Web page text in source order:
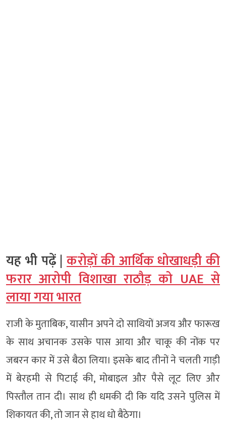
यह भी पढ़ें | करोड़ों की आर्थिक धोखाधड़ी की
फरार आरोपी विशाखा राठौड़ को UAE से
लाया गया भारत
राजी के मुताबिक, यासीन अपने दो साथियों अजय और फारूख
के साथ अचानक उसके पास आया और चाकू की नोंक पर
जबरन कार में उसे बैठा लिया। इसके बाद तीनों ने चलती गाड़ी
में बेरहमी से पिटाई की, मोबाइल और पैसे लूट लिए और
पिस्तौल तान दी। साथ ही धमकी दी कि यदि उसने पुलिस में
शिकायत की, तो जान से हाथ धो बैठेगा।